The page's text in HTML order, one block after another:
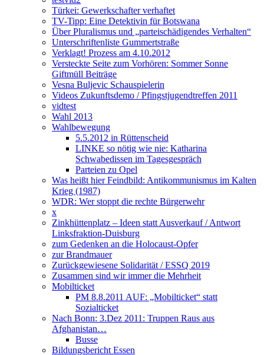
Türkei: Gewerkschafter verhaftet
TV-Tipp: Eine Detektivin für Botswana
Über Pluralismus und „parteischädigendes Verhalten“
Unterschriftenliste Gummertstraße
Verklagt! Prozess am 4.10.2012
Versteckte Seite zum Vorhören: Sommer Sonne
Giftmüll Beiträge
Vesna Buljevic Schauspielerin
Videos Zukunftsdemo / Pfingstjugendtreffen 2011
vidtest
Wahl 2013
Wahlbewegung
5.5.2012 in Rüttenscheid
LINKE so nötig wie nie: Katharina
Schwabedissen im Tagesgespräch
Parteien zu Opel
Was heißt hier Feindbild: Antikommunismus im Kalten
Krieg (1987)
WDR: Wer stoppt die rechte Bürgerwehr
x
Zinkhüttenplatz – Ideen statt Ausverkauf / Antwort
Linksfraktion-Duisburg
zum Gedenken an die Holocaust-Opfer
zur Brandmauer
Zurückgewiesene Solidarität / ESSQ 2019
Zusammen sind wir immer die Mehrheit
Mobilticket
PM 8.8.2011 AUF: „Mobilticket“ statt
Sozialticket
Nach Bonn: 3.Dez 2011: Truppen Raus aus
Afghanistan…
Busse
Bildungsbericht Essen